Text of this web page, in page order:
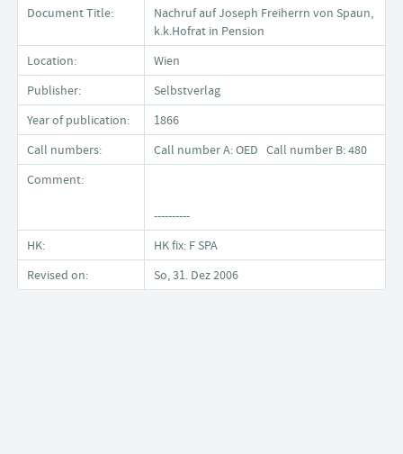
Document Title:
Nachruf auf Joseph Freiherrn von Spaun,
k.k.Hofrat in Pension
Location:
Wien
Publisher:
Selbstverlag
Year of publication:
1866
Call numbers:
Call number A: OED Call number B: 480
Comment:
----------
HK:
HK fix: F SPA
Revised on:
So, 31. Dez 2006